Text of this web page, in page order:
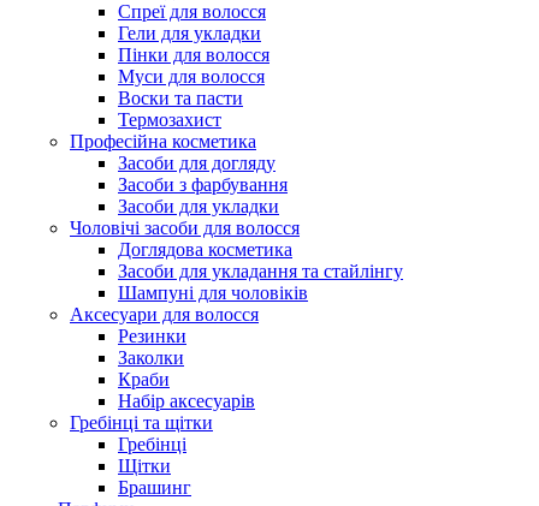
Спреї для волосся
Гели для укладки
Пінки для волосся
Муси для волосся
Воски та пасти
Термозахист
Професійна косметика
Засоби для догляду
Засоби з фарбування
Засоби для укладки
Чоловічі засоби для волосся
Доглядова косметика
Засоби для укладання та стайлінгу
Шампуні для чоловіків
Аксесуари для волосся
Резинки
Заколки
Краби
Набір аксесуарів
Гребінці та щітки
Гребінці
Щітки
Брашинг